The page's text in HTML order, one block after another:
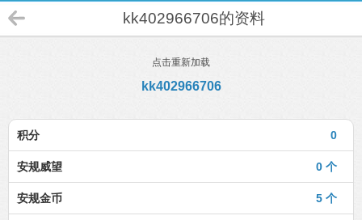
kk402966706的资料
点击重新加载
kk402966706
0
积分
0 个
安规威望
5 个
安规金币